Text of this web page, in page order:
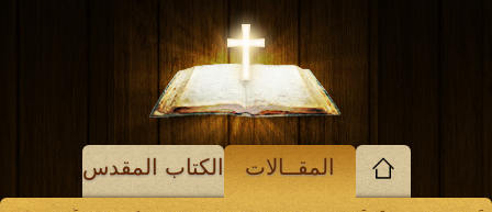
المقــالات الكتاب المقدس